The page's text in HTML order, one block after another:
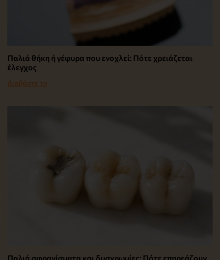
Παλιά θήκη ή γέφυρα που ενοχλεί: Πότε χρειάζεται
έλεγχος
Διαβάστε το
Παλιά σφραγίσματα και δυσχρωμίες: Πότε επηρεάζουν